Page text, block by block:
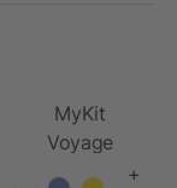
MyKit
Voyage
+